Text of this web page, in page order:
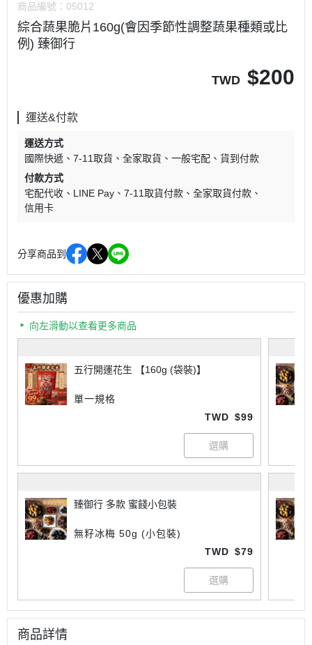
商品編號： 05012
綜合蔬果脆片160g(會因季節性調整蔬果種類或比
例) 臻御行
TWD $200
運送&付款
運送方式
國際快遞
7-11取貨 全家取貨 一般宅配
貨到付款
付款方式
宅配代收
LINE Pay 7-11取貨付款
全家取貨付款
信用卡
分享商品到
優惠加購
向左滑動以查看更多商品
五行開運花生 【160g (袋裝)】
單一規格
TWD $99
臻御行 多款 蜜餞小包裝
無籽冰梅 50g (小包裝)
TWD $79
商品詳情